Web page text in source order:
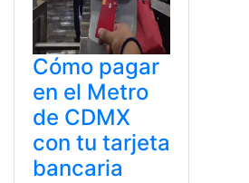
Cómo pagar
en el Metro
de CDMX
con tu tarjeta
bancaria